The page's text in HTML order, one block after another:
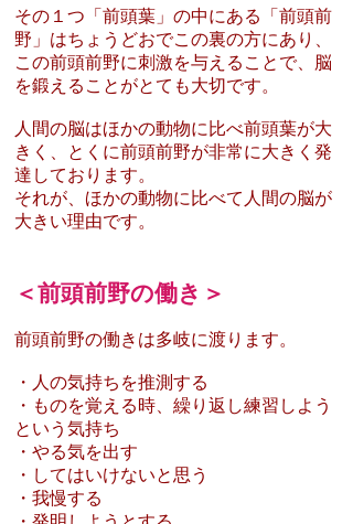
その１つ「前頭葉」の中にある「前頭前
野」はちょうどおでこの裏の方にあり、
この前頭前野に刺激を与えることで、脳
を鍛えることがとても大切です。
人間の脳はほかの動物に比べ前頭葉が大
きく、とくに前頭前野が非常に大きく発
達しております。
それが、ほかの動物に比べて人間の脳が
大きい理由です。
＜前頭前野の働き＞
前頭前野の働きは多岐に渡ります。
・人の気持ちを推測する
・ものを覚える時、繰り返し練習しよう
という気持ち
・やる気を出す
・してはいけないと思う
・我慢する